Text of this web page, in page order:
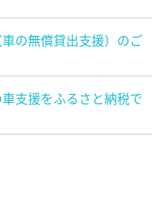
の無償貸出支援）のご
支援をふるさと納税で